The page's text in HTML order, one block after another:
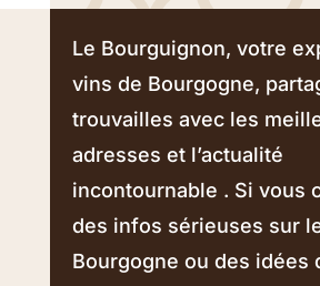
Le Bourguignon, votre
vins de Bourgogne,
trouvailles avec les
adresses et l’actualité
incontournable . Si vous
des infos sérieuses sur
Bourgogne ou des idées